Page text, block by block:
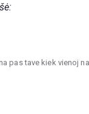
pas tave kiek vienoj